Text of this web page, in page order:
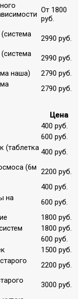
От 1800
руб.
2990 руб.
2990 руб.
наша)
2790 руб.
2790 руб.
Цена
400 руб.
600 руб.
(таблетка 400 руб.
(6м 2200 руб.
400 руб.
на
600 руб.
1800 руб.
1800 руб.
600 руб.
1500 руб.
2200 руб.
3000 руб.